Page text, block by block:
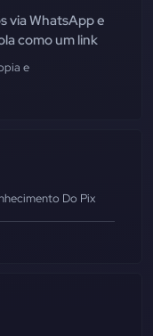
via WhatsApp e
como um link
e
Do Pix